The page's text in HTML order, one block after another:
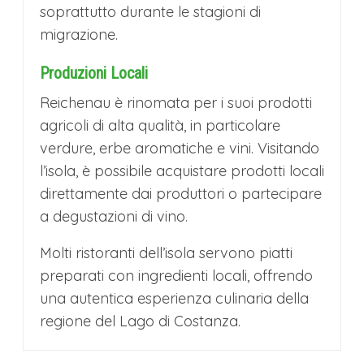
soprattutto durante le stagioni di
migrazione.
Produzioni Locali
Reichenau è rinomata per i suoi prodotti
agricoli di alta qualità, in particolare
verdure, erbe aromatiche e vini. Visitando
l’isola, è possibile acquistare prodotti locali
direttamente dai produttori o partecipare
a degustazioni di vino.
Molti ristoranti dell’isola servono piatti
preparati con ingredienti locali, offrendo
una autentica esperienza culinaria della
regione del Lago di Costanza.